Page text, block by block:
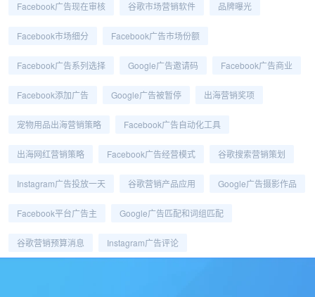
Facebook广告现在审核 谷歌市场营销软件 品牌曝光
Facebook市场细分 Facebook广告市场份额
Facebook广告系列选择 Google广告邀请码 Facebook广告商业
Facebook添加广告 Google广告被暂停 出海营销奖项
宠物用品出海营销策略 Facebook广告自动化工具
出海网红营销策略 Facebook广告经营模式 谷歌搜索营销策划
Instagram广告投放一天 谷歌营销产品应用 Google广告摄影作品
Facebook平台广告主 Google广告匹配和词组匹配
谷歌营销预算消息 Instagram广告评论